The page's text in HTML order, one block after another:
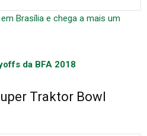
Brasília e chega a mais um
da BFA 2018
Traktor Bowl